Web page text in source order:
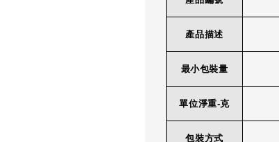
產品描述
最小包裝量
單位淨重-克
包裝方式